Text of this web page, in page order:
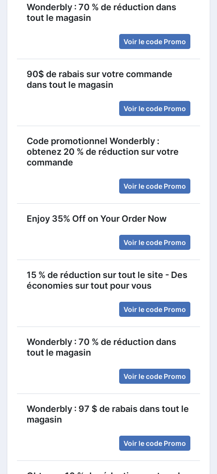
Wonderbly : 70 % de réduction dans
tout le magasin
Voir le code Promo
90$ de rabais sur votre commande
dans tout le magasin
Voir le code Promo
Code promotionnel Wonderbly :
obtenez 20 % de réduction sur votre
commande
Voir le code Promo
Enjoy 35% Off on Your Order Now
Voir le code Promo
15 % de réduction sur tout le site - Des
économies sur tout pour vous
Voir le code Promo
Wonderbly : 70 % de réduction dans
tout le magasin
Voir le code Promo
Wonderbly : 97 $ de rabais dans tout le
magasin
Voir le code Promo